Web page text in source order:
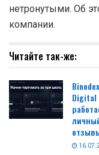
нетронутыми. Об
компании.
Читайте так-же:
Digital